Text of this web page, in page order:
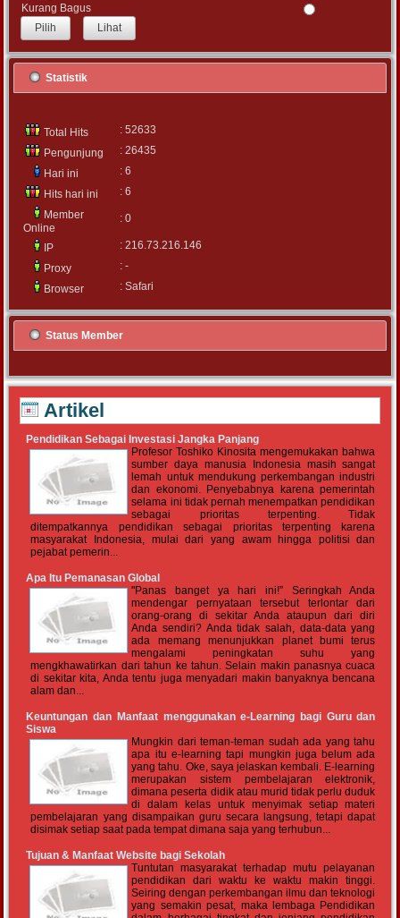
Kurang Bagus
Lihat
Statistik
Total Hits
: 52633
Pengunjung
: 26435
Hari ini
: 6
Hits hari ini
: 6
Member
Online
: 0
IP
: 216.73.216.146
Proxy
: -
Browser
: Safari
Status Member
Artikel
Pendidikan Sebagai Investasi Jangka Panjang
Profesor Toshiko Kinosita mengemukakan bahwa
sumber daya manusia Indonesia masih sangat
lemah untuk mendukung perkembangan industri
dan ekonomi. Penyebabnya karena pemerintah
selama ini tidak pernah menempatkan pendidikan
sebagai prioritas terpenting. Tidak
ditempatkannya pendidikan sebagai prioritas terpenting karena
masyarakat Indonesia, mulai dari yang awam hingga politisi dan
pejabat pemerin...
Apa Itu Pemanasan Global
"Panas banget ya hari ini!” Seringkah Anda
mendengar pernyataan tersebut terlontar dari
orang-orang di sekitar Anda ataupun dari diri
Anda sendiri? Anda tidak salah, data-data yang
ada memang menunjukkan planet bumi terus
mengalami peningkatan suhu yang
mengkhawatirkan dari tahun ke tahun. Selain makin panasnya cuaca
di sekitar kita, Anda tentu juga menyadari makin banyaknya bencana
alam dan...
Keuntungan dan Manfaat menggunakan e-Learning bagi Guru dan
Siswa
Mungkin dari teman-teman sudah ada yang tahu
apa itu e-learning tapi mungkin juga belum ada
yang tahu. Oke, saya jelaskan kembali. E-learning
merupakan sistem pembelajaran elektronik,
dimana peserta didik atau murid tidak perlu duduk
di dalam kelas untuk menyimak setiap materi
pembelajaran yang disampaikan guru secara langsung, tetapi dapat
disimak setiap saat pada tempat dimana saja yang terhubun...
Tujuan & Manfaat Website bagi Sekolah
Tuntutan masyarakat terhadap mutu pelayanan
pendidikan dari waktu ke waktu makin tinggi.
Seiring dengan perkembangan ilmu dan teknologi
yang semakin pesat, maka lembaga Pendidikan